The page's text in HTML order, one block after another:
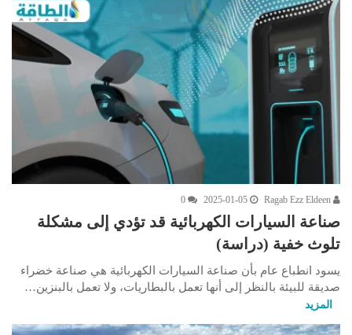
2025-01-05
0
صناعة السيارات الكهربائية قد تؤدي إلى مشكلة
تلوث خفية (دراسة)
يسود انطباع عام بأن صناعة السيارات الكهربائية هي صناعة خضراء
صديقة للبيئة بالنظر إلى أنها تعمل بالبطاريات، ولا تعمل بالبنزين…
المزيد